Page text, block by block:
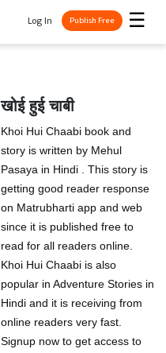
☰
Log In Publish Free
खोई हुई चाबी
Khoi Hui Chaabi book and
story is written by Mehul
Pasaya in Hindi . This story is
getting good reader response
on Matrubharti app and web
since it is published free to
read for all readers online.
Khoi Hui Chaabi is also
popular in Adventure Stories in
Hindi and it is receiving from
online readers very fast.
Signup now to get access to